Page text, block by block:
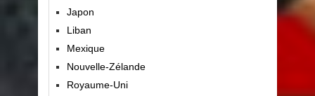
Japon
Liban
Mexique
Nouvelle-Zélande
Royaume-Uni